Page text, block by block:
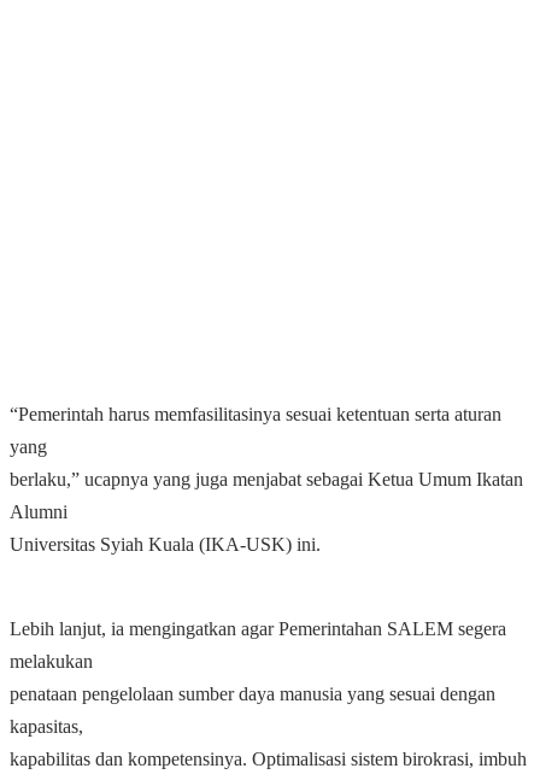
“Pemerintah harus memfasilitasinya sesuai ketentuan serta aturan
yang
berlaku,” ucapnya yang juga menjabat sebagai Ketua Umum Ikatan
Alumni
Universitas Syiah Kuala (IKA-USK) ini.
Lebih lanjut, ia mengingatkan agar Pemerintahan SALEM segera
melakukan
penataan pengelolaan sumber daya manusia yang sesuai dengan
kapasitas,
kapabilitas dan kompetensinya. Optimalisasi sistem birokrasi, imbuh